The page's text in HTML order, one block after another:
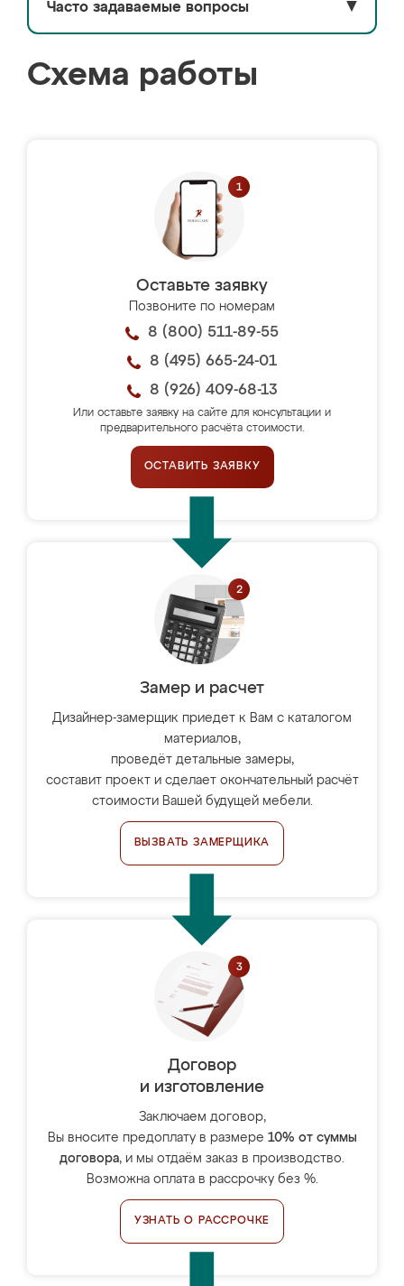
Часто задаваемые вопросы ▼
Схема работы
Оставьте заявку
Позвоните по номерам
8 (800) 511-89-55
8 (495) 665-24-01
8 (926) 409-68-13
Или оставьте заявку на сайте для консультации и
предварительного расчёта стоимости.
ОСТАВИТЬ ЗАЯВКУ
Замер и расчет
Дизайнер-замерщик приедет к Вам с каталогом
материалов,
проведёт детальные замеры,
составит проект и сделает окончательный расчёт
стоимости Вашей будущей мебели.
ВЫЗВАТЬ ЗАМЕРЩИКА
Договор
и изготовление
Заключаем договор,
Вы вносите предоплату в размере 10% от суммы
договора, и мы отдаём заказ в производство.
Возможна оплата в рассрочку без %.
УЗНАТЬ О РАССРОЧКЕ